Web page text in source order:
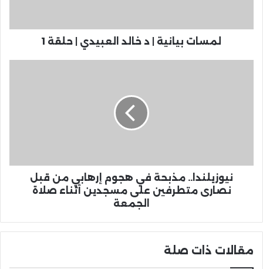
لمسات بيانية | د خالد العبيدي | حلقة 1
نيوزيلندا.. مذبحة في هجوم إرهابي من قبل
نصارى متطرفين على مسجدين أثناء صلاة
الجمعة
مقالات ذات صلة